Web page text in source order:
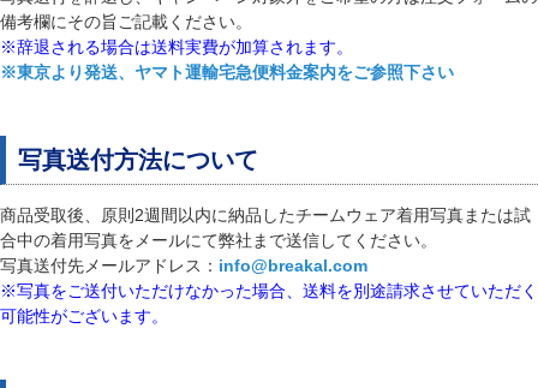
備考欄にその旨ご記載ください。
※辞退される場合は送料実費が加算されます。
※東京より発送、ヤマト運輸宅急便料金案内をご参照下さい
写真送付方法について
商品受取後、原則2週間以内に納品したチームウェア着用写真または試
合中の着用写真をメールにて弊社まで送信してください。
写真送付先メールアドレス： info@breakal.com
※写真をご送付いただけなかった場合、送料を別途請求させていただく
可能性がございます。